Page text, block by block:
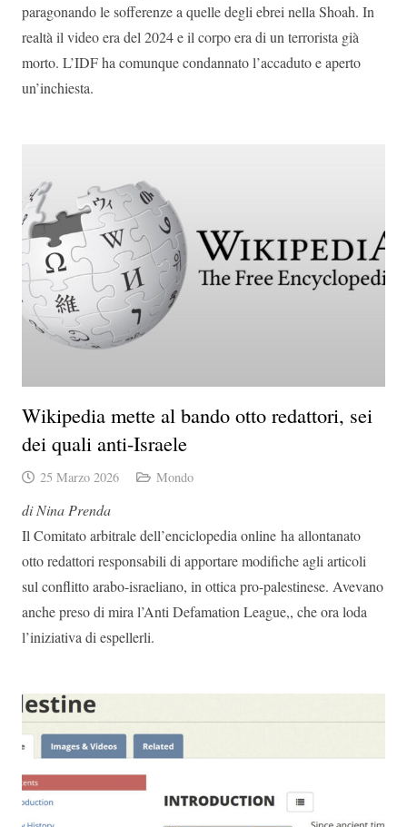
paragonando le sofferenze a quelle degli ebrei nella Shoah. In
realtà il video era del 2024 e il corpo era di un terrorista già
morto. L’IDF ha comunque condannato l’accaduto e aperto
un’inchiesta.
Wikipedia mette al bando otto redattori, sei
dei quali anti-Israele
25 Marzo 2026 Mondo
di Nina Prenda
Il Comitato arbitrale dell’enciclopedia online ha allontanato
otto redattori responsabili di apportare modifiche agli articoli
sul conflitto arabo-israeliano, in ottica pro-palestinese. Avevano
anche preso di mira l’Anti Defamation League,, che ora loda
l’iniziativa di espellerli.